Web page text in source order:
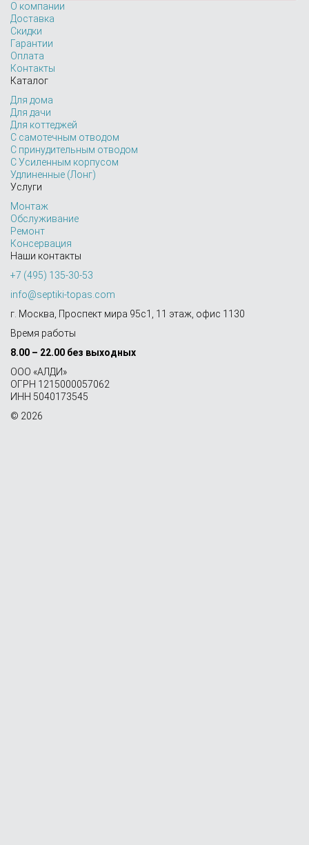
О компании
Доставка
Скидки
Гарантии
Оплата
Контакты
Каталог
Для дома
Для дачи
Для коттеджей
С самотечным отводом
С принудительным отводом
С Усиленным корпусом
Удлиненные (Лонг)
Услуги
Монтаж
Обслуживание
Ремонт
Консервация
Наши контакты
+7 (495) 135-30-53
info@septiki-topas.com
г. Москва, Проспект мира 95с1, 11 этаж, офис 1130
Время работы
8.00 – 22.00 без выходных
OOO «АЛДИ»
ОГРН 1215000057062
ИНН 5040173545
© 2026